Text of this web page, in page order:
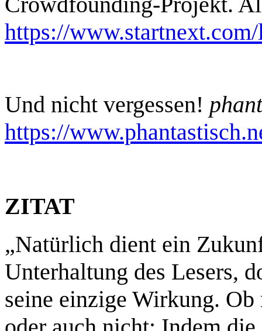
https://
Und nicht vergessen!
https://
ZITAT
„Natürlich dient ein
Unterhaltung des Lesers,
seine einzige Wirkung.